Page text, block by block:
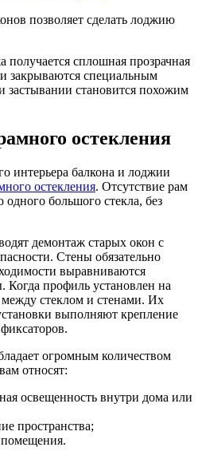
позволяет сделать лоджию
сплошная прозрачная
закрываются специальным
застывании становится похожим
остекления
интерьера балкона и лоджии
остекления. Отсутствие рам
большого стекла, без
демонтаж старых окон с
Стены обязательно
выравниваются
Когда профиль установлен на
стеклом и стенами. Их
выполняют крепление
огромным количеством
относят:
освещенность внутри дома или
пространства;
помещения.